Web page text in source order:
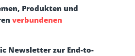
Produkten und
verbundenen
Newsletter zur End-to-